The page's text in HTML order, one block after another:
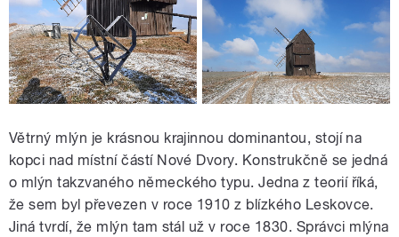
Větrný mlýn je krásnou krajinnou dominantou, stojí na
kopci nad místní částí Nové Dvory. Konstrukčně se jedná
o mlýn takzvaného německého typu. Jedna z teorií říká,
že sem byl převezen v roce 1910 z blízkého Leskovce.
Jiná tvrdí, že mlýn tam stál už v roce 1830. Správci mlýna